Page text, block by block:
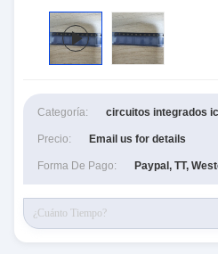
Categoría: circuitos integrados
Precio: Email us for details
Forma De Pago: Paypal, TT,